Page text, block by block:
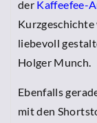
der Kaffeefee-
liebevoll
Holger Munch.
Ebenfalls
mit den